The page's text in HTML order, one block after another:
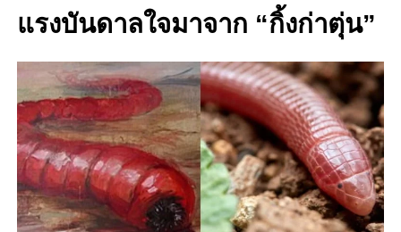
แรงบันดาลใจมาจาก “กิ้งก่าตุ่น”